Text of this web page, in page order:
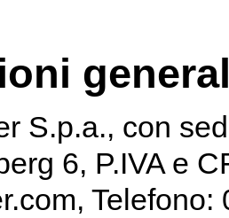
S.p.a., con
6, P.IVA e